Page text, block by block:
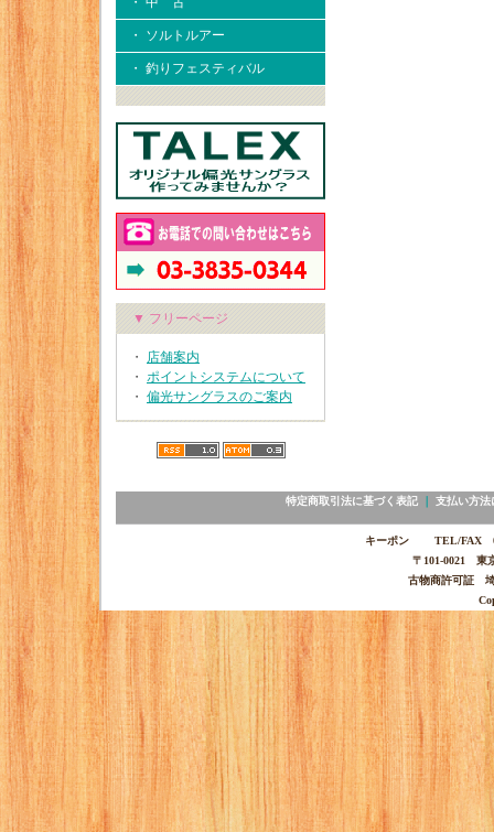
・ ソルトルアー
・ 釣りフェスティバル
▼ フリーページ
・ 店舗案内
・ ポイントシステムについて
・ 偏光サングラスのご案内
特定商取引法に基づく表記｜ 支払い方法
キーポン TEL/FAX
〒101-0021 東
古物商許可証